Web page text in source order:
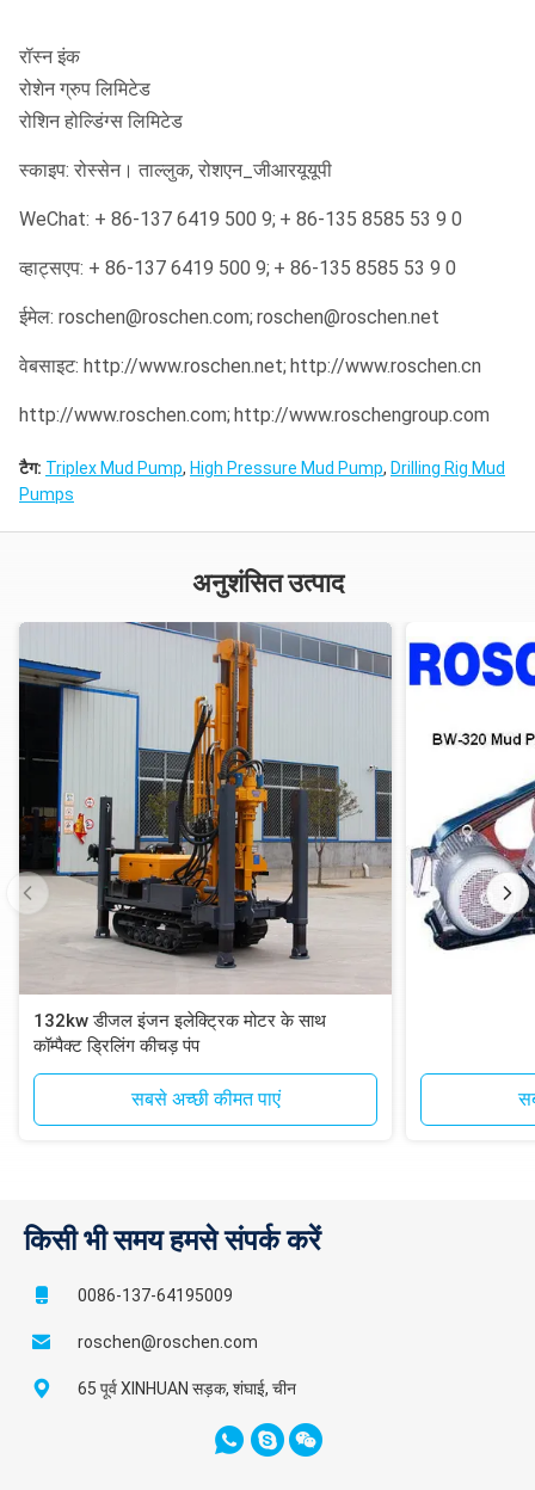
रॉस्न इंक
रोशेन ग्रुप लिमिटेड
रोशिन होल्डिंग्स लिमिटेड
स्काइप: रोस्सेन। ताल्लुक, रोशएन_जीआरयूयूपी
WeChat: + 86-137 6419 500 9; + 86-135 8585 53 9 0
व्हाट्सएप: + 86-137 6419 500 9; + 86-135 8585 53 9 0
ईमेल: roschen@roschen.com;roschen@roschen.net
वेबसाइट: http://www.roschen.net;http://www.roschen.cn
http://www.roschen.com;http://www.roschengroup.com
टैग: Triplex Mud Pump, High Pressure Mud Pump, Drilling Rig Mud
Pumps
अनुशंसित उत्पाद
132kw डीजल इंजन इलेक्ट्रिक मोटर के साथ
कॉम्पैक्ट ड्रिलिंग कीचड़ पंप
सबसे अच्छी कीमत पाएं
किसी भी समय हमसे संपर्क करें
0086-137-64195009
roschen@roschen.com
65 पूर्व XINHUAN सड़क, शंघाई, चीन